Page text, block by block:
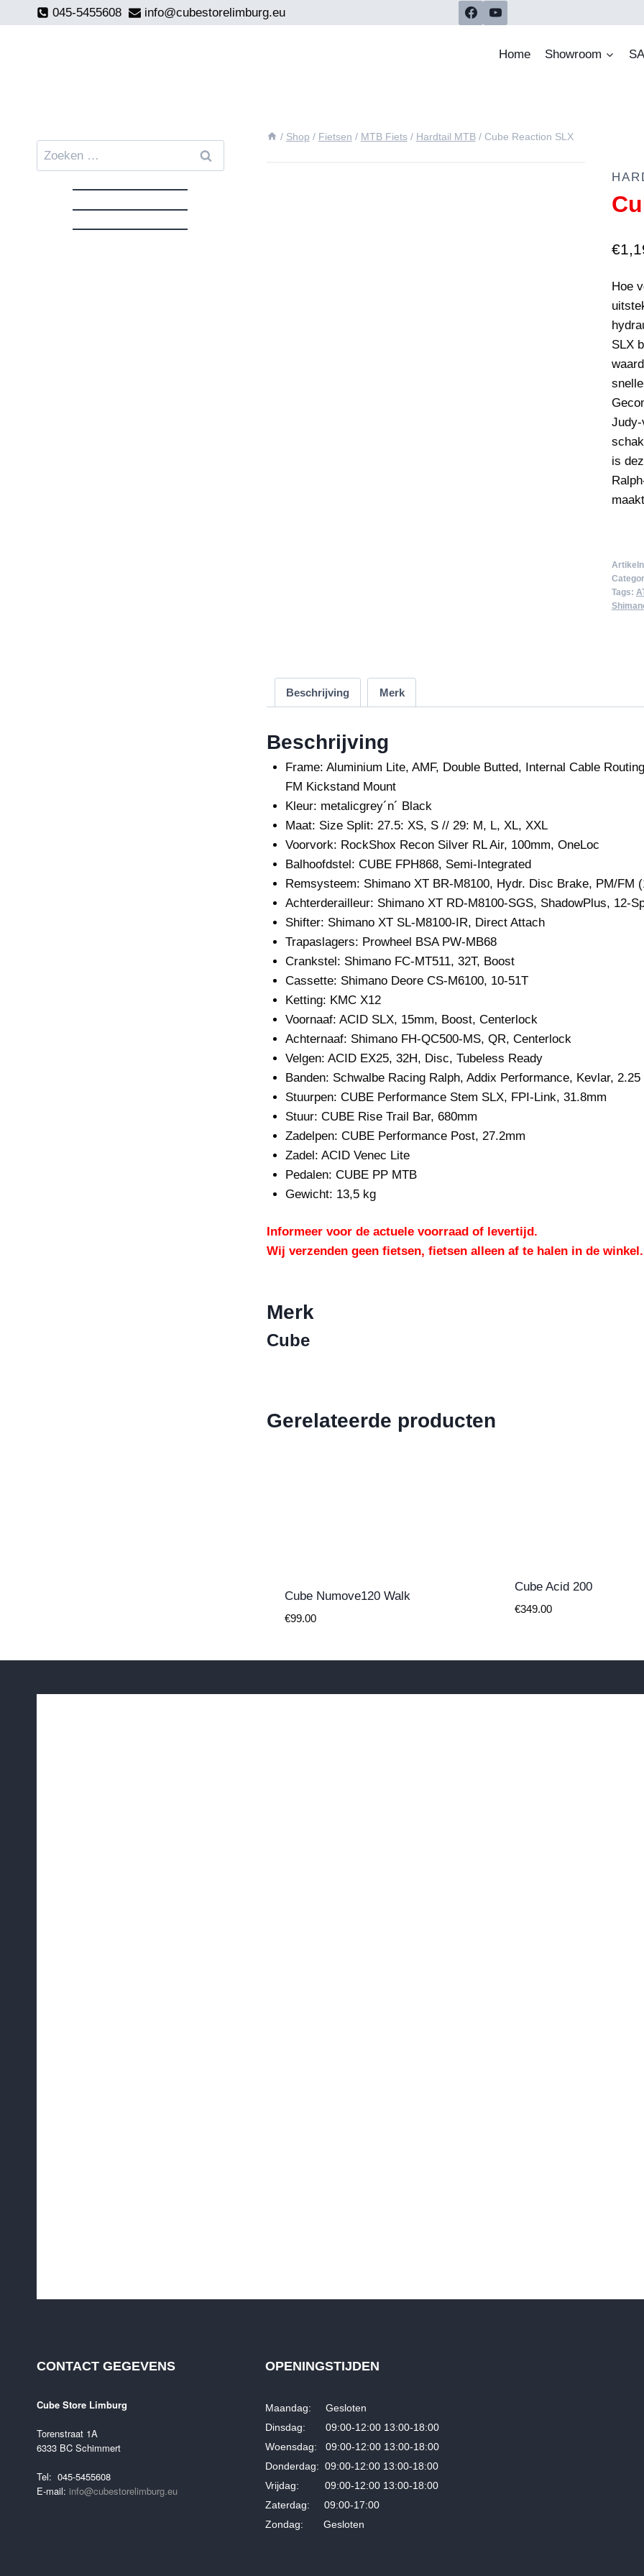
Doorgaan
naar
045-5455608 info@cubestorelimburg.eu
Home Showroom
/ Shop / Fietsen / MTB Fiets / Hardtail MTB / Cube Reaction SLX
€
Hoe
SLX
is
Tags:
Beschrijving Merk
Beschrijving
Frame: Aluminium Lite, AMF, Double Butted, Internal Cable
FM Kickstand Mount
Kleur: metalicgrey´n´ Black
Maat: Size Split: 27.5: XS, S // 29: M, L, XL, XXL
Voorvork: RockShox Recon Silver RL Air, 100mm, OneLoc
Balhoofdstel: CUBE FPH868, Semi-Integrated
Remsysteem: Shimano XT BR-M8100, Hydr. Disc Brake, PM/FM
Achterderailleur: Shimano XT RD-M8100-SGS, ShadowPlus, 12-
Shifter: Shimano XT SL-M8100-IR, Direct Attach
Trapaslagers: Prowheel BSA PW-MB68
Crankstel: Shimano FC-MT511, 32T, Boost
Cassette: Shimano Deore CS-M6100, 10-51T
Ketting: KMC X12
Voornaaf: ACID SLX, 15mm, Boost, Centerlock
Achternaaf: Shimano FH-QC500-MS, QR, Centerlock
Velgen: ACID EX25, 32H, Disc, Tubeless Ready
Banden: Schwalbe Racing Ralph, Addix Performance, Kevlar, 2.25
Stuurpen: CUBE Performance Stem SLX, FPI-Link, 31.8mm
Stuur: CUBE Rise Trail Bar, 680mm
Zadelpen: CUBE Performance Post, 27.2mm
Zadel: ACID Venec Lite
Pedalen: CUBE PP MTB
Gewicht: 13,5 kg
Informeer voor de actuele voorraad of levertijd.
Wij verzenden geen fietsen, fietsen alleen af te halen in de winkel.
Merk
Cube
Gerelateerde producten
Cube Numove120 Walk
€99.00
Cube Acid 200
€349.00
Zoeken
naar:
€7,499.00.€5,499.00.
CONTACT GEGEVENS
Cube Store Limburg
Torenstraat 1A
6333 BC Schimmert
Tel: 045-5455608
E-mail: info@cubestorelimburg.eu
OPENINGSTIJDEN
Maandag: Gesloten
Dinsdag: 09:00-12:00 13:00-18:00
Woensdag: 09:00-12:00 13:00-18:00
Donderdag: 09:00-12:00 13:00-18:00
Vrijdag: 09:00-12:00 13:00-18:00
Zaterdag: 09:00-17:00
Zondag: Gesloten